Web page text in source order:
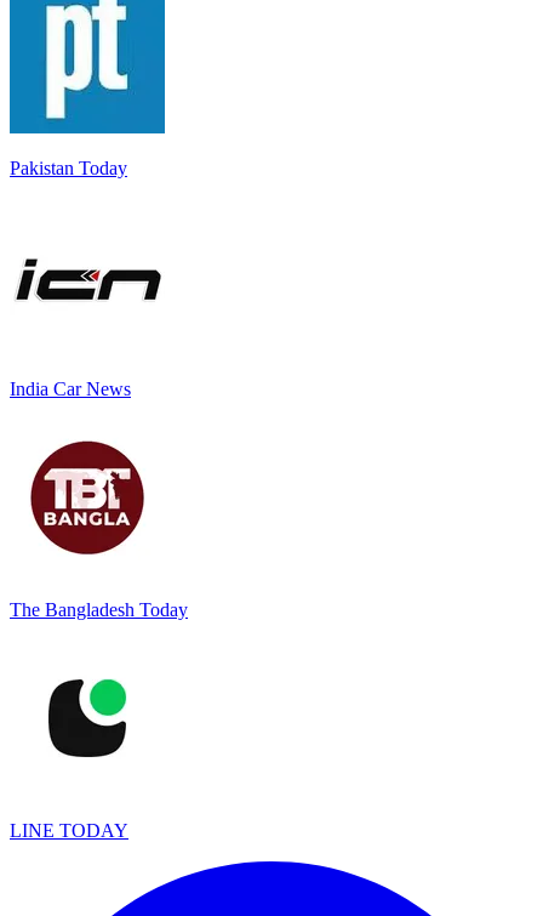
Pakistan Today
India Car News
The Bangladesh Today
LINE TODAY